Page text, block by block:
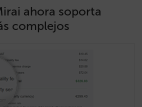
ahora soporta
complejos